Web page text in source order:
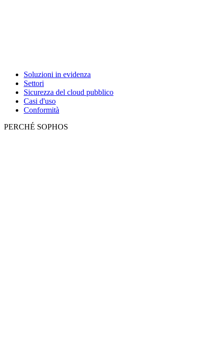
Soluzioni in evidenza
Settori
Sicurezza del cloud pubblico
Casi d'uso
Conformità
PERCHÉ SOPHOS